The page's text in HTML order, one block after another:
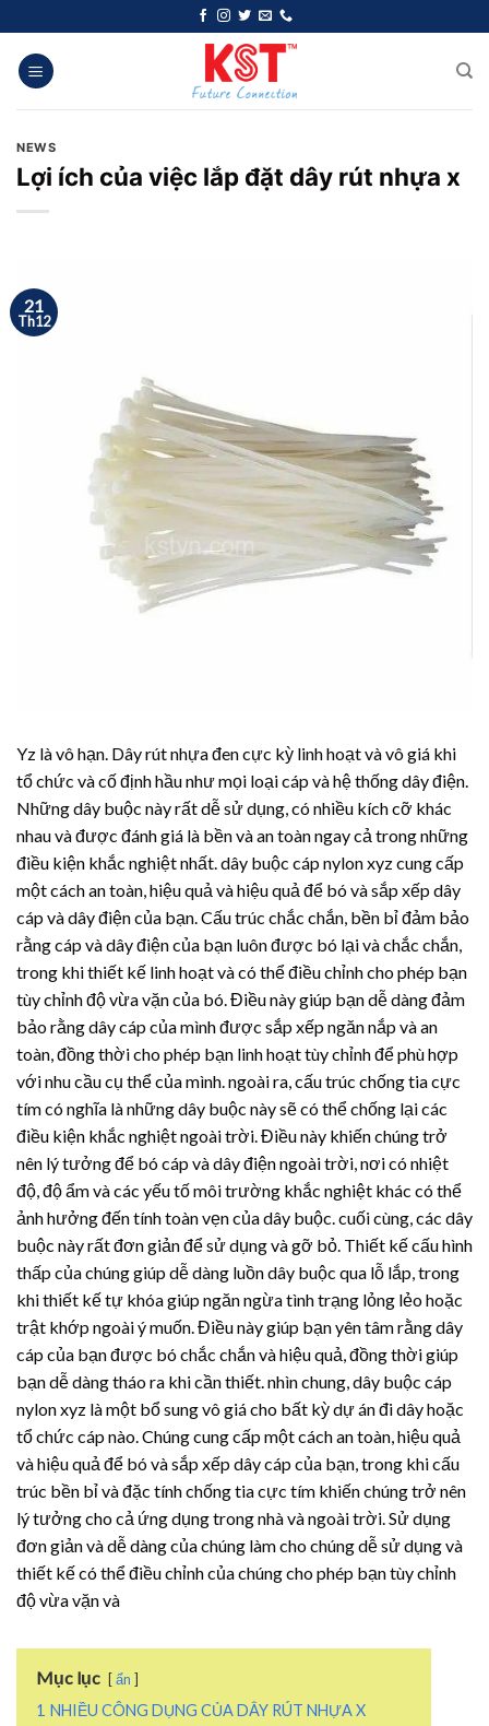
đến
nội
dung
NEWS
Lợi ích của việc lắp đặt dây rút nhựa x
21
Th12
Yz là vô hạn. Dây rút nhựađen cực kỳ linh hoạt và vô giá khi
tổ chức và cố định hầu như mọi loại cáp và hệ thống dây điện.
Những dây buộc này rất dễ sử dụng, có nhiều kích cỡ khác
nhau và được đánh giá là bền và an toàn ngay cả trong những
điều kiện khắc nghiệt nhất. dây buộc cáp nylon xyz cung cấp
một cách an toàn, hiệu quả và hiệu quả để bó và sắp xếp dây
cáp và dây điện của bạn. Cấu trúc chắc chắn, bền bỉ đảm bảo
rằng cáp và dây điện của bạn luôn được bó lại và chắc chắn,
trong khi thiết kế linh hoạt và có thể điều chỉnh cho phép bạn
tùy chỉnh độ vừa vặn của bó. Điều này giúp bạn dễ dàng đảm
bảo rằng dây cáp của mình được sắp xếp ngăn nắp và an
toàn, đồng thời cho phép bạn linh hoạt tùy chỉnh để phù hợp
với nhu cầu cụ thể của mình. ngoài ra, cấu trúc chống tia cực
tím có nghĩa là những dây buộc này sẽ có thể chống lại các
điều kiện khắc nghiệt ngoài trời. Điều này khiến chúng trở
nên lý tưởng để bó cáp và dây điện ngoài trời, nơi có nhiệt
độ, độ ẩm và các yếu tố môi trường khắc nghiệt khác có thể
ảnh hưởng đến tính toàn vẹn của dây buộc. cuối cùng, các dây
buộc này rất đơn giản để sử dụng và gỡ bỏ. Thiết kế cấu hình
thấp của chúng giúp dễ dàng luồn dây buộc qua lỗ lắp, trong
khi thiết kế tự khóa giúp ngăn ngừa tình trạng lỏng lẻo hoặc
trật khớp ngoài ý muốn. Điều này giúp bạn yên tâm rằng dây
cáp của bạn được bó chắc chắn và hiệu quả, đồng thời giúp
bạn dễ dàng tháo ra khi cần thiết. nhìn chung, dây buộc cáp
nylon xyz là một bổ sung vô giá cho bất kỳ dự án đi dây hoặc
tổ chức cáp nào. Chúng cung cấp một cách an toàn, hiệu quả
và hiệu quả để bó và sắp xếp dây cáp của bạn, trong khi cấu
trúc bền bỉ và đặc tính chống tia cực tím khiến chúng trở nên
lý tưởng cho cả ứng dụng trong nhà và ngoài trời. Sử dụng
đơn giản và dễ dàng của chúng làm cho chúng dễ sử dụng và
thiết kế có thể điều chỉnh của chúng cho phép bạn tùy chỉnh
độ vừa vặn và
Mục lục ẩn
1 NHIỀU CÔNG DỤNG CỦA DÂY RÚT NHỰA X